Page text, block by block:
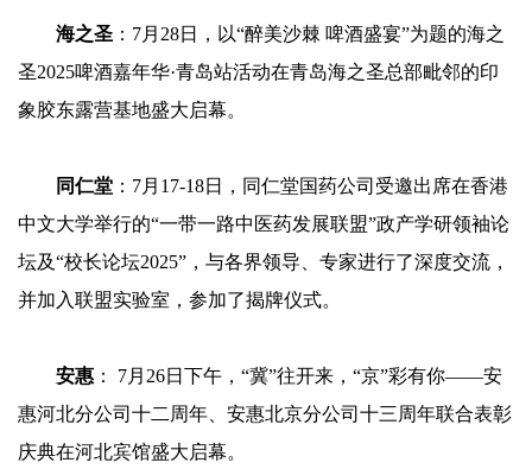
海之圣 ：7月28日，以“醉美沙棘 啤酒盛宴”为题的海之
圣2025啤酒嘉年华·青岛站活动在青岛海之圣总部毗邻的印
象胶东露营基地盛大启幕。
同仁堂 ：7月17-18日，同仁堂国药公司受邀出席在香港
中文大学举行的“一带一路中医药发展联盟”政产学研领袖论
坛及“校长论坛2025”，与各界领导、专家进行了深度交流，
并加入联盟实验室，参加了揭牌仪式。
安惠 ： 7月26日下午，“冀”往开来，“京”彩有你——安
惠河北分公司十二周年、安惠北京分公司十三周年联合表彰
庆典在河北宾馆盛大启幕。